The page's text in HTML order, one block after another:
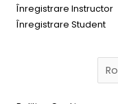
Înregistrare Instructor
Înregistrare Student